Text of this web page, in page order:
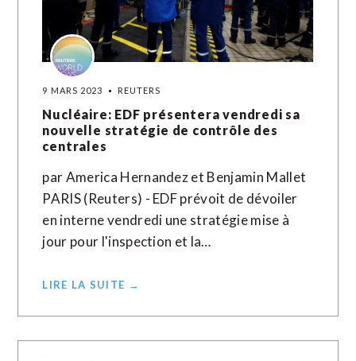
9 MARS 2023 REUTERS
Nucléaire: EDF présentera vendredi sa
nouvelle stratégie de contrôle des
centrales
par America Hernandez et Benjamin Mallet
PARIS (Reuters) - EDF prévoit de dévoiler
en interne vendredi une stratégie mise à
jour pour l'inspection et la…
LIRE LA SUITE →